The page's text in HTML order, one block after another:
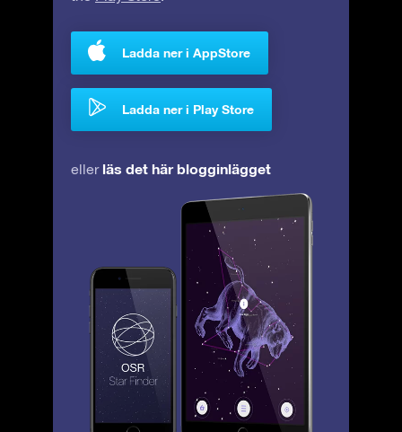
Ladda ner i AppStore
Ladda ner i Play Store
eller läs det här blogginlägget